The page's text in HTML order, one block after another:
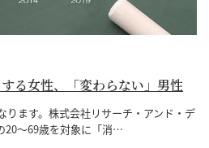
る女性、「変わらない」男性
ります。株式会社リサーチ・アンド・デ
20～69歳を対象に「消…